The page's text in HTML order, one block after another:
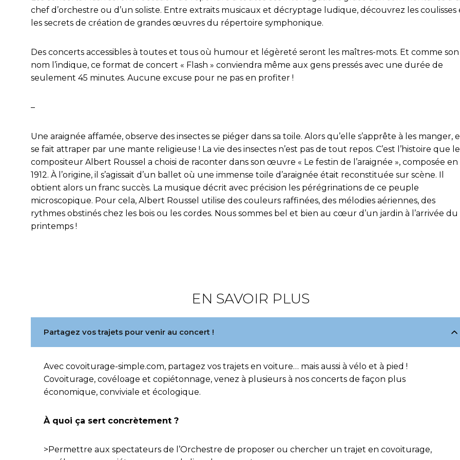
chef d’orchestre ou d’un soliste. Entre extraits musicaux et décryptage ludique, découvrez les coulisses
les secrets de création de grandes œuvres du répertoire symphonique.
Des concerts accessibles à toutes et tous où humour et légèreté seront les maîtres-mots. Et comme son
nom l’indique, ce format de concert « Flash » conviendra même aux gens pressés avec une durée de
seulement 45 minutes. Aucune excuse pour ne pas en profiter !
–
Une araignée affamée, observe des insectes se piéger dans sa toile. Alors qu’elle s’apprête à les manger,
se fait attraper par une mante religieuse ! La vie des insectes n’est pas de tout repos. C’est l’histoire que le
compositeur Albert Roussel a choisi de raconter dans son œuvre « Le festin de l’araignée », composée en
1912. À l’origine, il s’agissait d’un ballet où une immense toile d’araignée était reconstituée sur scène. Il
obtient alors un franc succès. La musique décrit avec précision les pérégrinations de ce peuple
microscopique. Pour cela, Albert Roussel utilise des couleurs raffinées, des mélodies aériennes, des
rythmes obstinés chez les bois ou les cordes. Nous sommes bel et bien au cœur d’un jardin à l’arrivée du
printemps !
EN SAVOIR PLUS
Partagez vos trajets pour venir au concert !
Avec covoiturage-simple.com, partagez vos trajets en voiture… mais aussi à vélo et à pied !
Covoiturage, covéloage et copiétonnage, venez à plusieurs à nos concerts de façon plus
économique, conviviale et écologique.
À quoi ça sert concrètement ?
>Permettre aux spectateurs de l’Orchestre de proposer ou chercher un trajet en covoiturage,